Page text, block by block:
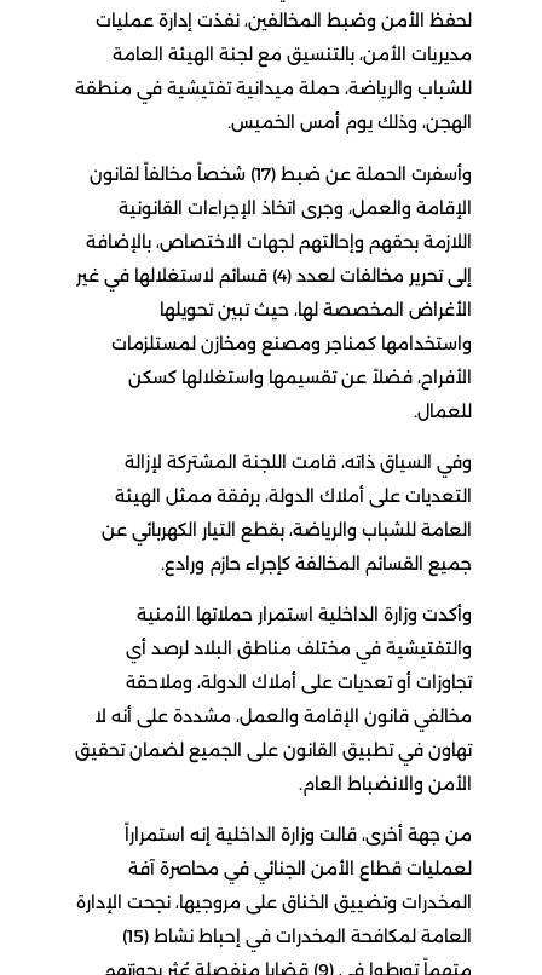
لحفظ الأمن وضبط المخالفين، نفذت إدارة عمليات
مديريات الأمن، بالتنسيق مع لجنة الهيئة العامة
للشباب والرياضة، حملة ميدانية تفتيشية في منطقة
الهجن، وذلك يوم أمس الخميس.
وأسفرت الحملة عن ضبط (17) شخصاً مخالفاً لقانون
الإقامة والعمل، وجرى اتخاذ الإجراءات القانونية
اللازمة بحقهم وإحالتهم لجهات الاختصاص، بالإضافة
إلى تحرير مخالفات لعدد (4) قسائم لاستغلالها في غير
الأغراض المخصصة لها، حيث تبين تحويلها
واستخدامها كمناجر ومصنع ومخازن لمستلزمات
الأفراح، فضلاً عن تقسيمها واستغلالها كسكن
للعمال.
وفي السياق ذاته، قامت اللجنة المشتركة لإزالة
التعديات على أملاك الدولة، برفقة ممثل الهيئة
العامة للشباب والرياضة، بقطع التيار الكهربائي عن
جميع القسائم المخالفة كإجراء حازم ورادع.
وأكدت وزارة الداخلية استمرار حملاتها الأمنية
والتفتيشية في مختلف مناطق البلاد لرصد أي
تجاوزات أو تعديات على أملاك الدولة، وملاحقة
مخالفي قانون الإقامة والعمل، مشددة على أنه لا
تهاون في تطبيق القانون على الجميع لضمان تحقيق
الأمن والانضباط العام.
من جهة أخرى، قالت وزارة الداخلية إنه استمراراً
لعمليات قطاع الأمن الجنائي في محاصرة آفة
المخدرات وتضييق الخناق على مروجيها، نجحت الإدارة
العامة لمكافحة المخدرات في إحباط نشاط (15)